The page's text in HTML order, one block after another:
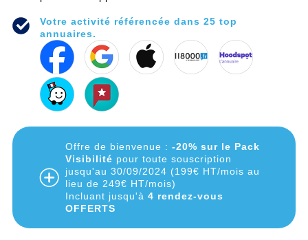
Votre activité référencée dans 25 top
annuaires.
Offre de bienvenue : -20% sur le Pack
Visibilité pour toute souscription
jusqu'au 30/09/2024 (199€ HT/mois au
lieu de 249€ HT/mois)
Incluant jusqu'à 4 rendez-vous
OFFERTS